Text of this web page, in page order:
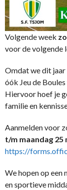
Volgende week
voor de volgende
Omdat we dit jaar
óók Jeu de
Hiervoor hoef je
familie en
Aanmelden voor
t/m maandag 25
https://
We hopen op een
en sportieve